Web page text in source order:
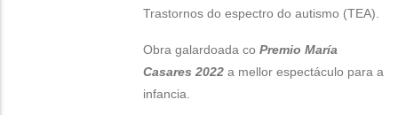
Trastornos do espectro do autismo (TEA).
Obra galardoada coPremio María
Casares 2022 a mellor espectáculo para a
infancia.